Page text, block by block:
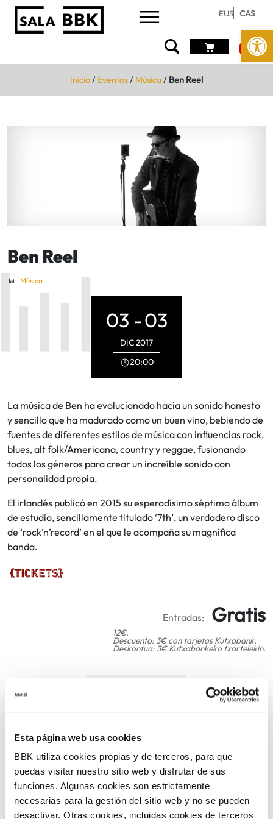
Esta página web usa cookies
BBK utiliza cookies propias y de terceros, para que
puedas visitar nuestro sitio web y disfrutar de sus
funciones. Algunas cookies son estrictamente
necesarias para la gestión del sitio web y no se pueden
desactivar. Otras cookies, incluidas cookies de terceros
Abrir
EUS CAS
Inicio/ Eventos/ Música/ Ben Reel
Ben Reel
Música
03 -03
DIC2017
20:00
La música de Ben ha evolucionado hacia un sonido honesto
y sencillo que ha madurado como un buen vino, bebiendo de
fuentes de diferentes estilos de música con influencias rock,
blues, alt folk/Americana, country y reggae, fusionando
todos los géneros para crear un increíble sonido con
personalidad propia.
El irlandés publicó en 2015 su esperadísimo séptimo álbum
de estudio, sencillamente titulado ‘7th’, un verdadero disco
de ‘rock’n’record’ en el que le acompaña su magnífica
banda.
Entradas: Gratis
12€.
Descuento: 3€ con tarjetas Kutxabank.
Deskontua: 3€ Kutxabankeko txartelekin.
TEMÁTICAS